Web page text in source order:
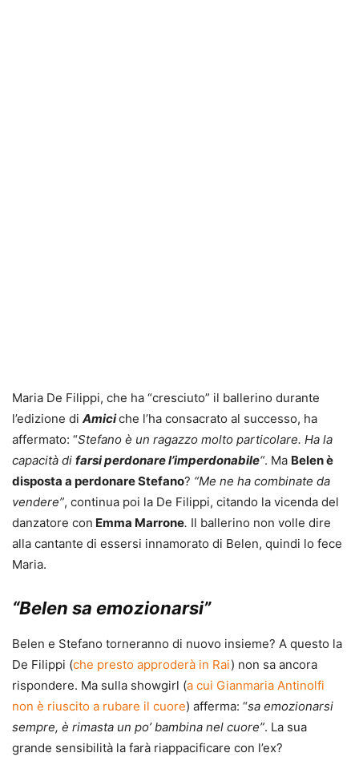
Maria De Filippi, che ha “cresciuto” il ballerino durante
l’edizione di Amiciche l’ha consacrato al successo, ha
affermato: “Stefano è un ragazzo molto particolare. Ha la
capacità di farsi perdonare l’imperdonabile“. Ma Belen è
disposta a perdonare Stefano? “Me ne ha combinate da
vendere”, continua poi la De Filippi, citando la vicenda del
danzatore con Emma Marrone. Il ballerino non volle dire
alla cantante di essersi innamorato di Belen, quindi lo fece
Maria.
“Belen sa emozionarsi”
Belen e Stefano torneranno di nuovo insieme? A questo la
De Filippi (che presto approderà in Rai) non sa ancora
rispondere. Ma sulla showgirl (a cui Gianmaria Antinolfi
non è riuscito a rubare il cuore) afferma: “sa emozionarsi
sempre, è rimasta un po’ bambina nel cuore”. La sua
grande sensibilità la farà riappacificare con l’ex?